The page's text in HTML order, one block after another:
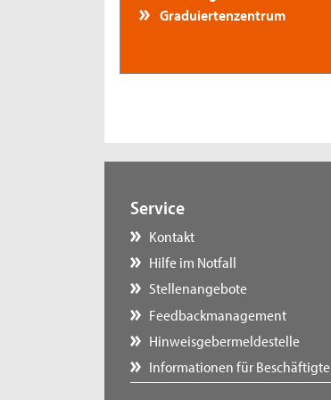
Graduiertenzentrum
Service
Kontakt
Hilfe im Notfall
Stellenangebote
Feedbackmanagement
Hinweisgebermeldestelle
Informationen für Beschäftigte